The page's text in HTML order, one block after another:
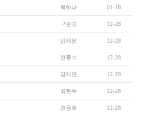
최하나 01-18
구준표 12-28
김해운 12-28
전종수 12-28
강지연 12-28
최현주 12-28
전용호 12-28